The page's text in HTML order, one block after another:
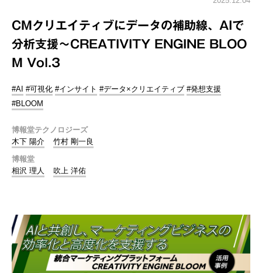
CMクリエイティブにデータの補助線、AIで
分析支援～CREATIVITY ENGINE BLOO
M Vol.3
#AI #可視化 #インサイト #データ×クリエイティブ #発想支援
#BLOOM
博報堂テクノロジーズ
木下 陽介
竹村 剛一良
博報堂
相沢 理人
吹上 洋佑